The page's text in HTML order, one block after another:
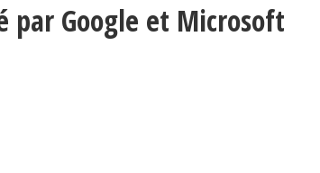
par Google et Microsoft